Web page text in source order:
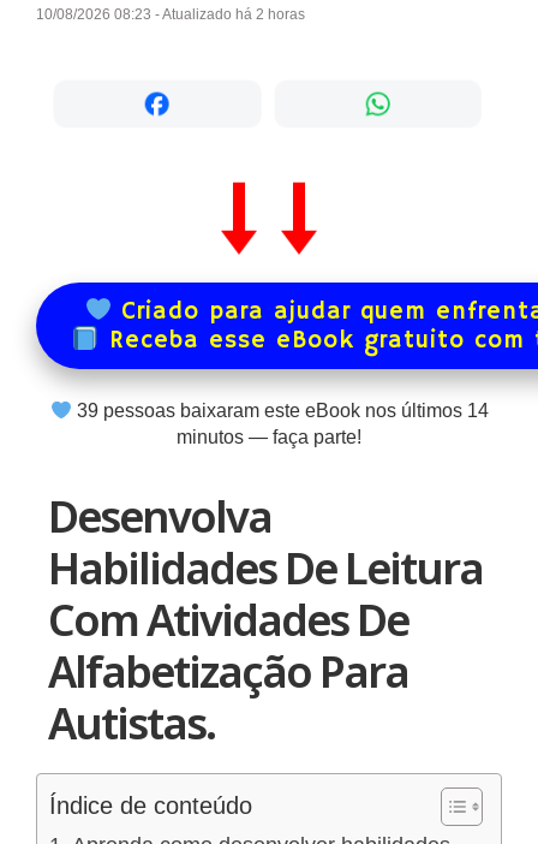
10/08/2026 08:23 - Atualizado há 2 horas
Criado para ajudar quem
Receba esse eBook gratuito
39pessoas baixaram este eBook nos últimos 14
minutos — faça parte!
Desenvolva
Habilidades De Leitura
Com Atividades De
Alfabetização Para
Autistas.
Índice de conteúdo